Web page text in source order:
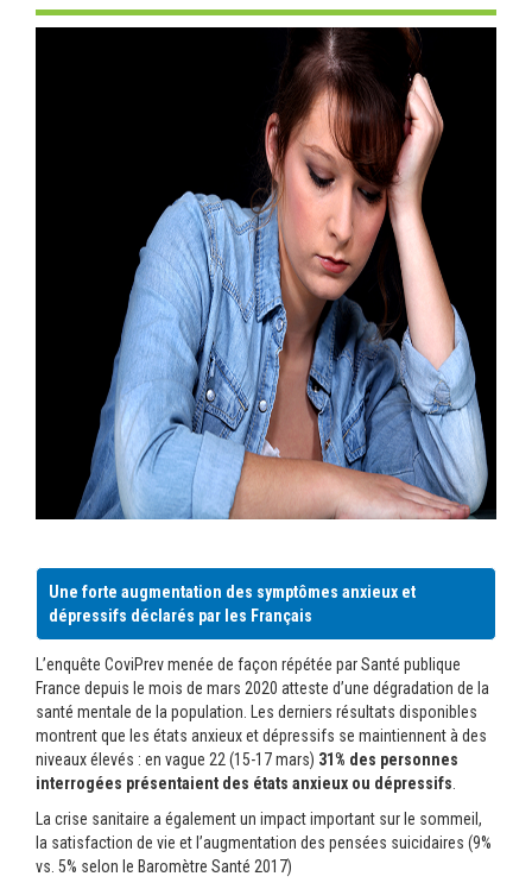
Une forte augmentation des symptômes anxieux et
dépressifs déclarés par les Français
L’enquête CoviPrev menée de façon répétée par Santé publique
France depuis le mois de mars 2020 atteste d’une dégradation de la
santé mentale de la population. Les derniers résultats disponibles
montrent que les états anxieux et dépressifs se maintiennent à des
niveaux élevés : en vague 22 (15-17 mars) 31% des personnes
interrogées présentaient des états anxieux ou dépressifs
La crise sanitaire a également un impact important sur le sommeil,
la satisfaction de vie et l’augmentation des pensées suicidaires (9%
vs. 5% selon le Baromètre Santé 2017)